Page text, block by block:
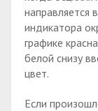
направляется
индикатора
графике
белой снизу
цвет.
Если